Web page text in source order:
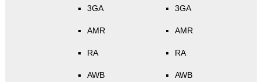
3GA
AMR
RA
AWB
3GA
AMR
RA
AWB